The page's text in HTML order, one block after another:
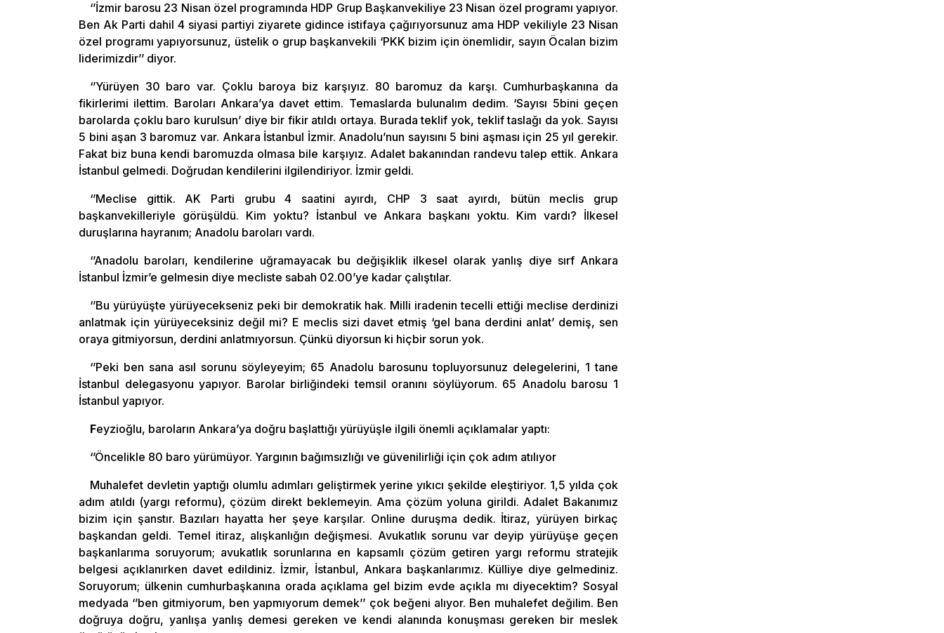
‘’İzmir barosu 23 Nisan özel programında HDP Grup Başkanvekiliye 23 Nisan özel programı yapıyor.
Ben Ak Parti dahil 4 siyasi partiyi ziyarete gidince istifaya çağırıyorsunuz ama HDP vekiliyle 23 Nisan
özel programı yapıyorsunuz, üstelik o grup başkanvekili ‘PKK bizim için önemlidir, sayın Öcalan bizim
liderimizdir’’ diyor.
‘’Yürüyen 30 baro var. Çoklu baroya biz karşıyız. 80 baromuz da karşı. Cumhurbaşkanına da
fikirlerimi ilettim. Baroları Ankara’ya davet ettim. Temaslarda bulunalım dedim. ‘Sayısı 5bini geçen
barolarda çoklu baro kurulsun’ diye bir fikir atıldı ortaya. Burada teklif yok, teklif taslağı da yok. Sayısı
5 bini aşan 3 baromuz var. Ankara İstanbul İzmir. Anadolu’nun sayısını 5 bini aşması için 25 yıl gerekir.
Fakat biz buna kendi baromuzda olmasa bile karşıyız. Adalet bakanından randevu talep ettik. Ankara
İstanbul gelmedi. Doğrudan kendilerini ilgilendiriyor. İzmir geldi.
‘’Meclise gittik. AK Parti grubu 4 saatini ayırdı, CHP 3 saat ayırdı, bütün meclis grup
başkanvekilleriyle görüşüldü. Kim yoktu? İstanbul ve Ankara başkanı yoktu. Kim vardı? İlkesel
duruşlarına hayranım; Anadolu baroları vardı.
‘’Anadolu baroları, kendilerine uğramayacak bu değişiklik ilkesel olarak yanlış diye sırf Ankara
İstanbul İzmir’e gelmesin diye mecliste sabah 02.00’ye kadar çalıştılar.
‘’Bu yürüyüşte yürüyecekseniz peki bir demokratik hak. Milli iradenin tecelli ettiği meclise derdinizi
anlatmak için yürüyeceksiniz değil mi? E meclis sizi davet etmiş ‘gel bana derdini anlat’ demiş, sen
oraya gitmiyorsun, derdini anlatmıyorsun. Çünkü diyorsun ki hiçbir sorun yok.
‘’Peki ben sana asıl sorunu söyleyeyim; 65 Anadolu barosunu topluyorsunuz delegelerini, 1 tane
İstanbul delegasyonu yapıyor. Barolar birliğindeki temsil oranını söylüyorum. 65 Anadolu barosu 1
İstanbul yapıyor.
Feyzioğlu, baroların Ankara’ya doğru başlattığı yürüyüşle ilgili önemli açıklamalar yaptı:
‘’Öncelikle 80 baro yürümüyor. Yargının bağımsızlığı ve güvenilirliği için çok adım atılıyor
Muhalefet devletin yaptığı olumlu adımları geliştirmek yerine yıkıcı şekilde eleştiriyor. 1,5 yılda çok
adım atıldı (yargı reformu), çözüm direkt beklemeyin. Ama çözüm yoluna girildi. Adalet Bakanımız
bizim için şanstır. Bazıları hayatta her şeye karşılar. Online duruşma dedik. İtiraz, yürüyen birkaç
başkandan geldi. Temel itiraz, alışkanlığın değişmesi. Avukatlık sorunu var deyip yürüyüşe geçen
başkanlarıma soruyorum; avukatlık sorunlarına en kapsamlı çözüm getiren yargı reformu stratejik
belgesi açıklanırken davet edildiniz. İzmir, İstanbul, Ankara başkanlarımız. Külliye diye gelmediniz.
Soruyorum; ülkenin cumhurbaşkanına orada açıklama gel bizim evde açıkla mı diyecektim? Sosyal
medyada ‘’ben gitmiyorum, ben yapmıyorum demek’’ çok beğeni alıyor. Ben muhalefet değilim. Ben
doğruya doğru, yanlışa yanlış demesi gereken ve kendi alanında konuşması gereken bir meslek